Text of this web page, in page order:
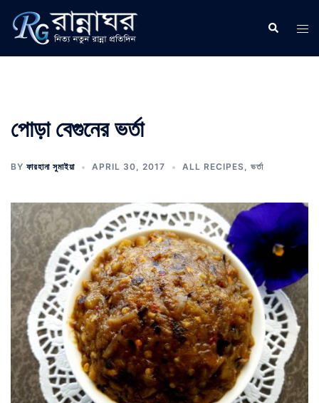
content
Search
পোড়া বেগুনের ভর্তা
BY ফারহানা সুমাইয়া APRIL 30, 2017 ALL RECIPES, ভর্তা